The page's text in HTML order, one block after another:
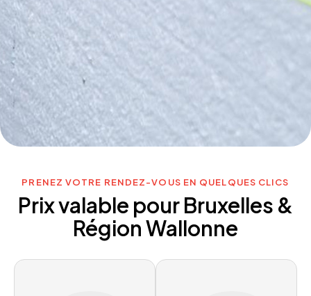
PRENEZ VOTRE RENDEZ-VOUS EN QUELQUES CLICS
Prix valable pour Bruxelles &
Région Wallonne